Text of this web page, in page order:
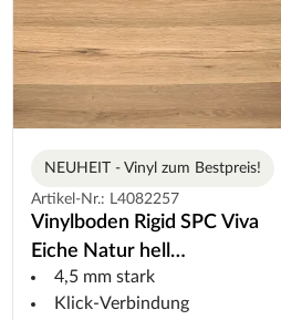
NEUHEIT - Vinyl zum Bestpreis!
Artikel-Nr.: L4082257
Vinylboden Rigid SPC Viva
Eiche Natur hell
Landhausdiele
4,5 mm stark
Klick-Verbindung